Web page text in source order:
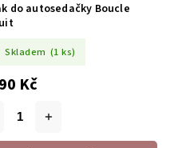
do autosedačky Boucle
Skladem (1 ks)
Kč